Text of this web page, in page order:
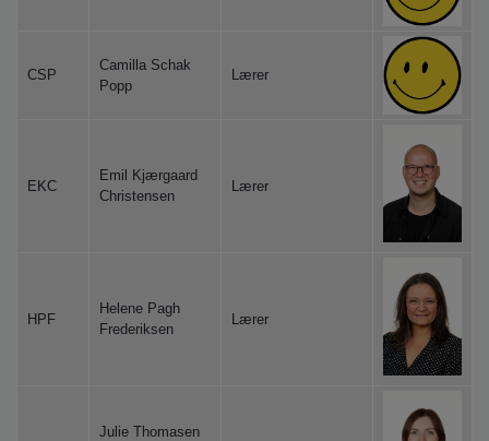
CSP
Camilla Schak
Popp
Lærer
EKC
Emil Kjærgaard
Christensen
Lærer
HPF
Helene Pagh
Frederiksen
Lærer
Julie Thomasen